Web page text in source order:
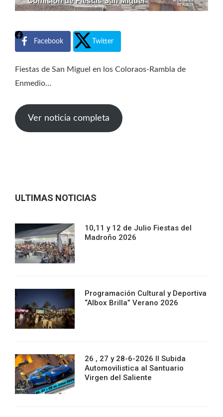
Facebook Twitter
Fiestas de San Miguel en los Coloraos-Rambla de
Enmedio…
Ver noticia completa
ULTIMAS NOTICIAS
10,11 y 12 de Julio Fiestas del
Madroño 2026
Programación Cultural y Deportiva
“Albox Brilla” Verano 2026
26 , 27 y 28-6-2026 II Subida
Automovilistica al Santuario
Virgen del Saliente